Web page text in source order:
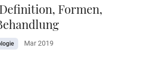
Formen,
Mar 2019